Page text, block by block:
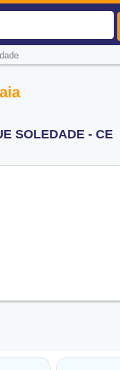
SOLEDADE - CE